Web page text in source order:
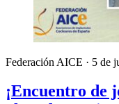
Federación AICE · 5 de
¡Encuentro de